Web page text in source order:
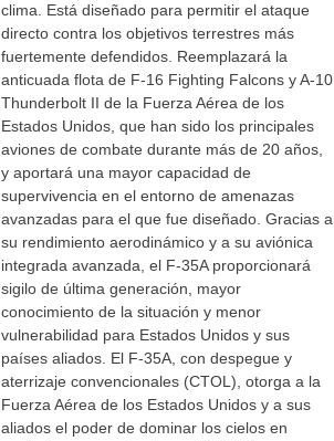
clima. Está diseñado para permitir el ataque
directo contra los objetivos terrestres más
fuertemente defendidos. Reemplazará la
anticuada flota de F-16 Fighting Falcons y A-10
Thunderbolt II de la Fuerza Aérea de los
Estados Unidos, que han sido los principales
aviones de combate durante más de 20 años,
y aportará una mayor capacidad de
supervivencia en el entorno de amenazas
avanzadas para el que fue diseñado. Gracias a
su rendimiento aerodinámico y a su aviónica
integrada avanzada, el F-35A proporcionará
sigilo de última generación, mayor
conocimiento de la situación y menor
vulnerabilidad para Estados Unidos y sus
países aliados. El F-35A, con despegue y
aterrizaje convencionales (CTOL), otorga a la
Fuerza Aérea de los Estados Unidos y a sus
aliados el poder de dominar los cielos en